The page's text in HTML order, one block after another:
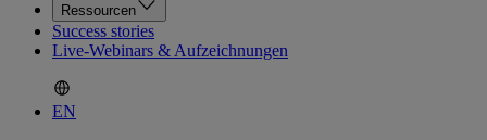
Ressourcen
Success stories
Live-Webinars & Aufzeichnungen
EN